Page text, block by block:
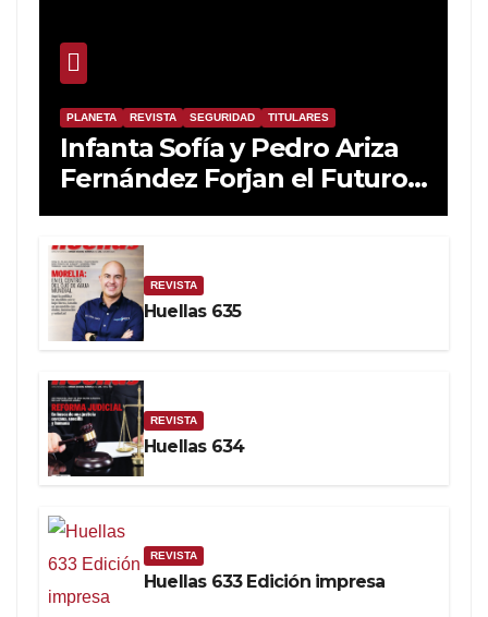
PLANETA REVISTA SEGURIDAD TITULARES
Infanta Sofía y Pedro Ariza
Fernández Forjan el Futuro
de la Soberanía Real
REVISTA
Huellas 635
REVISTA
Huellas 634
REVISTA
Huellas 633 Edición impresa